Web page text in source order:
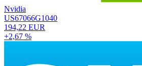
Nvidia
US67066G1040
194,22 EUR
+2,67 %